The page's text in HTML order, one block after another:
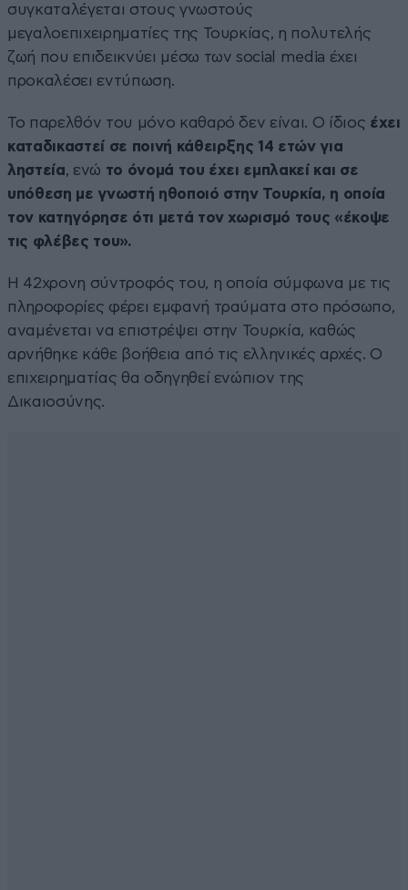
συγκαταλέγεται στους γνωστούς
μεγαλοεπιχειρηματίες της Τουρκίας, η πολυτελής
ζωή που επιδεικνύει μέσω των social media έχει
προκαλέσει εντύπωση.
Το παρελθόν του μόνο καθαρό δεν είναι. Ο ίδιος έχει
καταδικαστεί σε ποινή κάθειρξης 14 ετών για
ληστεία, ενώ το όνομά του έχει εμπλακεί και σε
υπόθεση με γνωστή ηθοποιό στην Τουρκία, η οποία
τον κατηγόρησε ότι μετά τον χωρισμό τους «έκοψε
τις φλέβες του».
Η 42χρονη σύντροφός του, η οποία σύμφωνα με τις
πληροφορίες φέρει εμφανή τραύματα στο πρόσωπο,
αναμένεται να επιστρέψει στην Τουρκία, καθώς
αρνήθηκε κάθε βοήθεια από τις ελληνικές αρχές. Ο
επιχειρηματίας θα οδηγηθεί ενώπιον της
Δικαιοσύνης.